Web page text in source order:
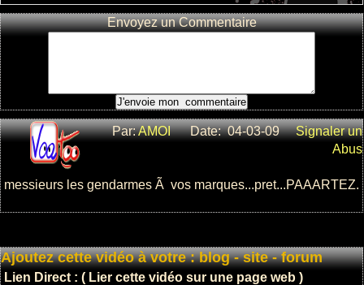
: 15536
cascadeur
: 4
: 5381
bagarre dans
un re...
Envoyez un Commentaire
Par:AMOIDate: 04-03-09
Signaler un
Abus
messieurs les gendarmes Ã vos marques...pret...PAAARTEZ.
Ajoutez cette vidéo à votre : blog - site - forum
Lien Direct : ( Lier cette vidéo sur une page web )